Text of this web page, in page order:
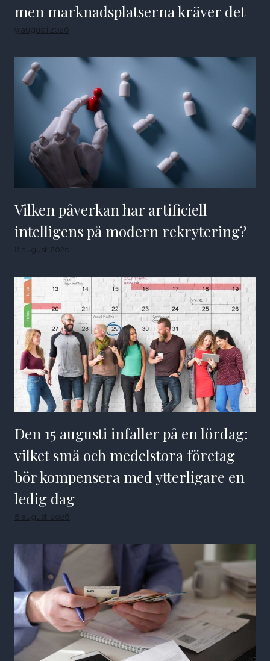
men marknadsplatserna kräver det
9 augusti 2026
Vilken påverkan har artificiell
intelligens på modern rekrytering?
8 augusti 2026
Den 15 augusti infaller på en lördag:
vilket små och medelstora företag
bör kompensera med ytterligare en
ledig dag
8 augusti 2026